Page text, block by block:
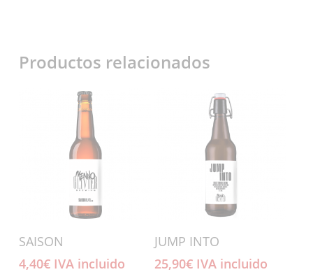
Productos relacionados
Añadir Al Carrito
SAISON
4,40€ IVA incluido
Añadir Al Carrito
JUMP INTO
25,90€ IVA incluido